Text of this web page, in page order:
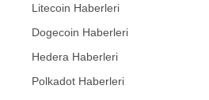
Litecoin Haberleri
Dogecoin Haberleri
Hedera Haberleri
Polkadot Haberleri